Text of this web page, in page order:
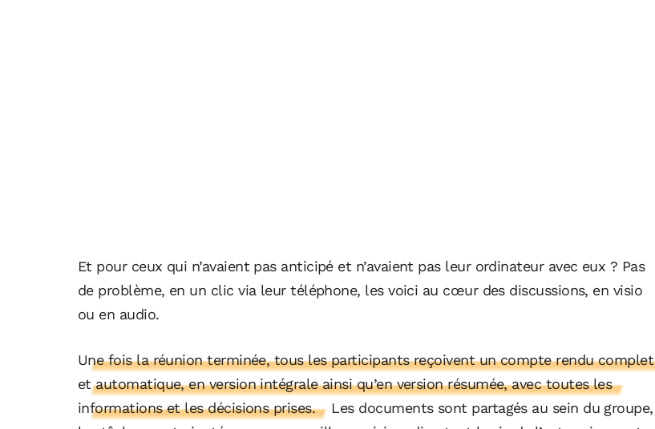
Et pour ceux qui n’avaient pas anticipé et n’avaient pas leur ordinateur avec eux ? Pas
de problème, en un clic via leur téléphone, les voici au cœur des discussions, en visio
ou en audio.
Une fois la réunion terminée, tous les participants reçoivent un compte rendu complet
et automatique, en version intégrale ainsi qu’en version résumée, avec toutes les
informations et les décisions prises.
Les documents sont partagés au sein du groupe,